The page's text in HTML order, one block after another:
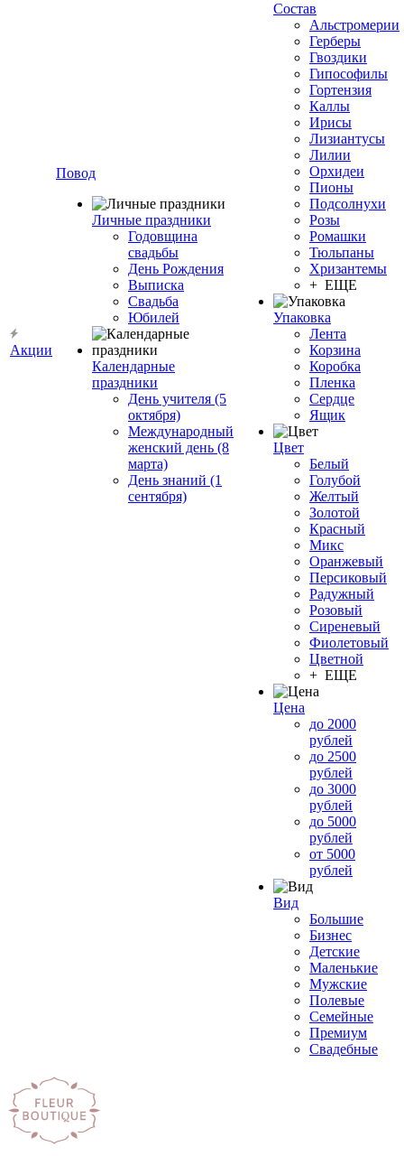
Акции
Повод
Личные праздники
Годовщина
свадьбы
День Рождения
Выписка
Свадьба
Юбилей
Календарные
праздники
День учителя (5
октября)
Международный
женский день (8
марта)
День знаний (1
сентября)
Состав
Альстромерии
Герберы
Гвоздики
Гипософилы
Гортензия
Каллы
Ирисы
Лизиантусы
Лилии
Орхидеи
Пионы
Подсолнухи
Розы
Ромашки
Тюльпаны
Хризантемы
+ ЕЩЕ
Упаковка
Лента
Корзина
Коробка
Пленка
Сердце
Ящик
Цвет
Белый
Голубой
Желтый
Золотой
Красный
Микс
Оранжевый
Персиковый
Радужный
Розовый
Сиреневый
Фиолетовый
Цветной
+ ЕЩЕ
Цена
до 2000
рублей
до 2500
рублей
до 3000
рублей
до 5000
рублей
от 5000
рублей
Вид
Большие
Бизнес
Детские
Маленькие
Мужские
Полевые
Семейные
Премиум
Свадебные